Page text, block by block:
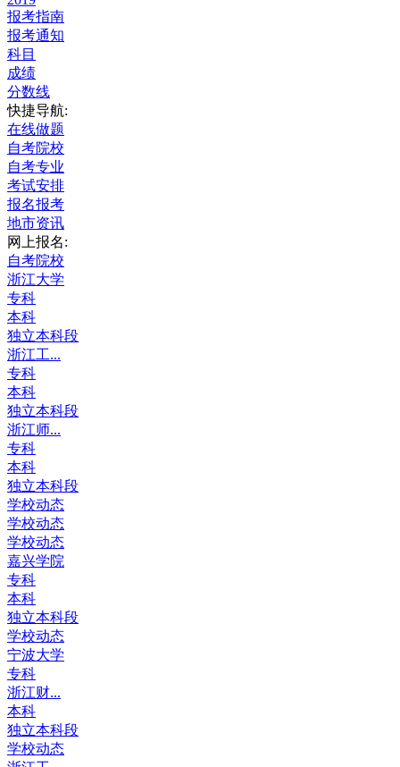
报考指南
报考通知
科目
成绩
分数线
快捷导航:
在线做题
自考院校
自考专业
考试安排
报名报考
地市资讯
网上报名:
自考院校
浙江大学
专科
本科
独立本科段
浙江工...
专科
本科
独立本科段
浙江师...
专科
本科
独立本科段
学校动态
学校动态
学校动态
嘉兴学院
专科
本科
独立本科段
学校动态
宁波大学
专科
浙江财...
本科
独立本科段
学校动态